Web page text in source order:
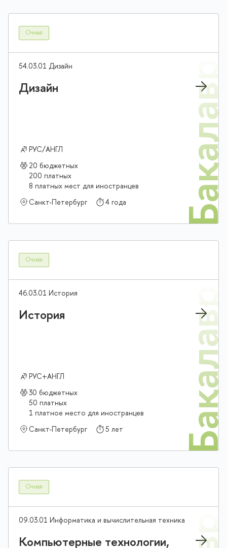
Очная
54.03.01 Дизайн
Дизайн
РУС/АНГЛ
20 бюджетных
200 платных
8 платных мест для иностранцев
Санкт-Петербург
4 года
Очная
46.03.01 История
История
РУС+АНГЛ
30 бюджетных
50 платных
1 платное место для иностранцев
Санкт-Петербург
5 лет
Очная
09.03.01 Информатика и вычислительная техника
Компьютерные технологии,